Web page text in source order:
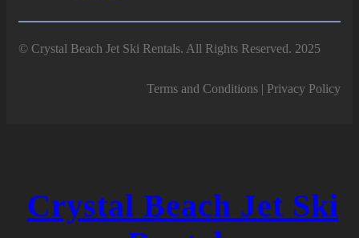
© Crystal Beach Jet Ski Rentals. All Rights Reserved. 2025
Terms and Conditions | Privacy Policy
Crystal Beach Jet Ski